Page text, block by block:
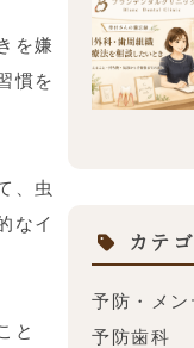
を嫌
慣を
、虫
なイ
と
カテ
予防・メン
予防歯科